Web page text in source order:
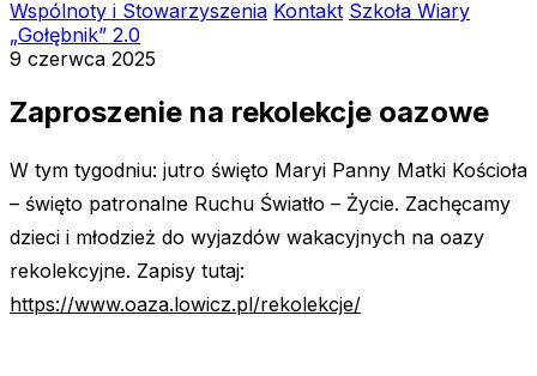
Wspólnoty i Stowarzyszenia Kontakt Szkoła Wiary
„Gołębnik” 2.0
9 czerwca 2025
Zaproszenie na rekolekcje oazowe
W tym tygodniu: jutro święto Maryi Panny Matki Kościoła
– święto patronalne Ruchu Światło – Życie. Zachęcamy
dzieci i młodzież do wyjazdów wakacyjnych na oazy
rekolekcyjne. Zapisy tutaj:
https://www.oaza.lowicz.pl/rekolekcje/